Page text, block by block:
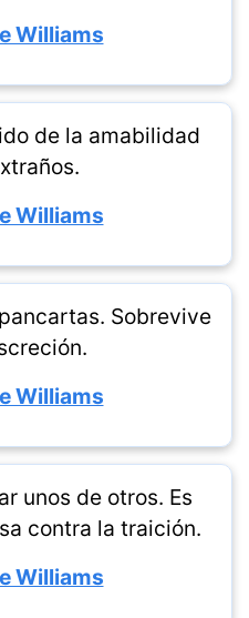
Williams
de la amabilidad
Williams
Sobrevive
Williams
unos de otros. Es
contra la traición.
Williams